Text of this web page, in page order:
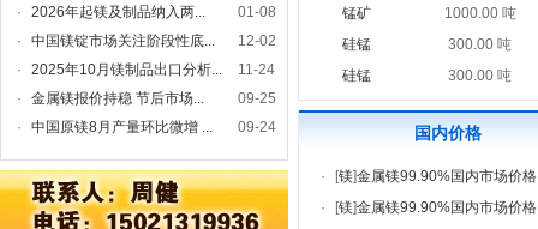
·
2026年起镁及制品纳入两...
01-08
·
中国镁锭市场关注阶段性底...
12-02
·
2025年10月镁制品出口分析...
11-24
·
金属镁报价持稳 节后市场...
09-25
·
中国原镁8月产量环比微增 ... 09-24
锰矿
1000.00 吨
硅锰
300.00 吨
硅锰
300.00 吨
国内价格
· [镁]金属镁99.90%国内市场价格
·
[镁]金属镁99.90%国内市场价格